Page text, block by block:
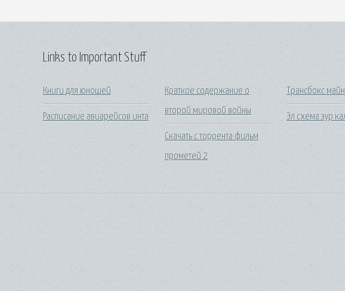
Links to Important Stuff
Книги для юношей
Расписание авиарейсов инта
Краткое содержание о
второй мировой войны
Скачать с торрента фильм
прометей 2
Трансбокс
Эл схема эур